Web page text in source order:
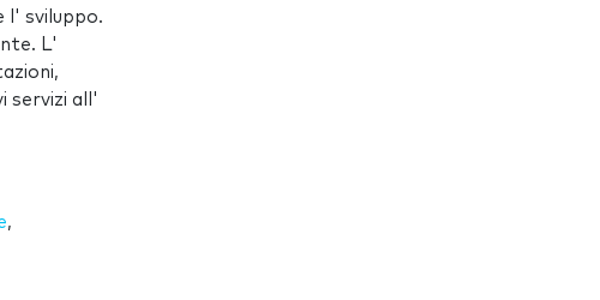
l' sviluppo.
L'
servizi all'
,